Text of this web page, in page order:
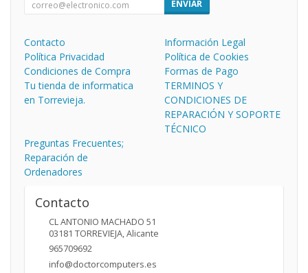
ENVIAR
Contacto
Información Legal
Política Privacidad
Política de Cookies
Condiciones de Compra
Formas de Pago
Tu tienda de informatica
en Torrevieja.
TERMINOS Y
CONDICIONES DE
REPARACIÓN Y SOPORTE
TÉCNICO
Preguntas Frecuentes;
Reparación de
Ordenadores
Contacto
CL ANTONIO MACHADO 51
03181 TORREVIEJA,Alicante
965709692
info@doctorcomputers.es